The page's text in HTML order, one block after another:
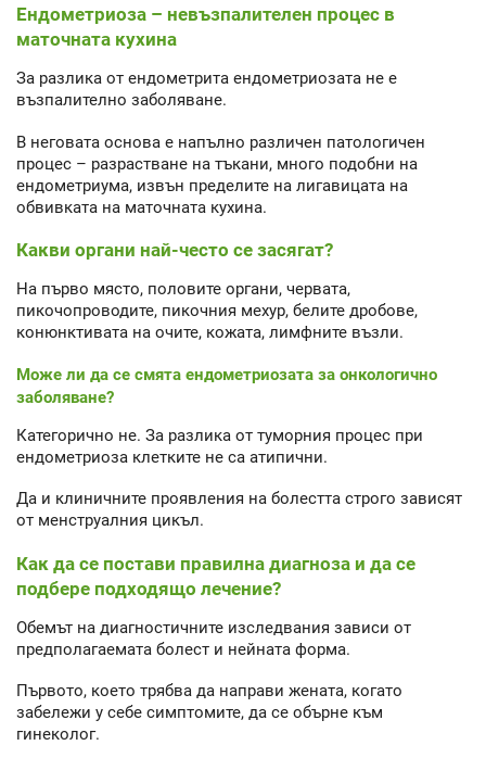
Ендометриоза – невъзпалителен процес в
маточната кухина
За разлика от ендометрита ендометриозата не е
възпалително заболяване.
В неговата основа е напълно различен патологичен
процес – разрастване на тъкани, много подобни на
ендометриума, извън пределите на лигавицата на
обвивката на маточната кухина.
Какви органи най-често се засягат?
На първо място, половите органи, червата,
пикочопроводите, пикочния мехур, белите дробове,
конюнктивата на очите, кожата, лимфните възли.
Може ли да се смята ендометриозата за онкологично
заболяване?
Категорично не. За разлика от туморния процес при
ендометриоза клетките не са атипични.
Да и клиничните проявления на болестта строго зависят
от менструалния цикъл.
Как да се постави правилна диагноза и да се
подбере подходящо лечение?
Обемът на диагностичните изследвания зависи от
предполагаемата болест и нейната форма.
Първото, което трябва да направи жената, когато
забележи у себе симптомите, да се обърне към
гинеколог.